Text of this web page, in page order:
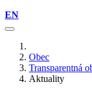
EN
Obec
Transparentná
Aktuality